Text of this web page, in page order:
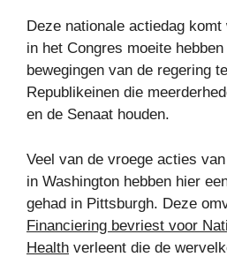
Deze nationale actiedag
in het Congres moeite
bewegingen van de regering
Republikeinen die
en de Senaat houden.
Veel van de vroege acties
in Washington hebben hier
gehad in Pittsburgh. Deze
Financiering bevriest voor
Health verleent die de